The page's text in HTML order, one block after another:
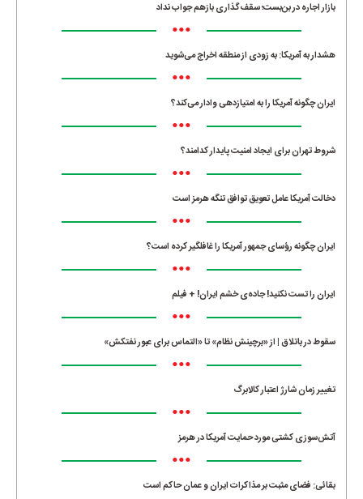
بازار اجاره در بن‌بست؛ سقف‌گذاری بازهم جواب نداد
•••
هشدار به آمریکا: به زودی از منطقه اخراج می‌شوید
•••
ایران چگونه آمریکا را به امتیازدهی وادار می‌کند؟
•••
شروط تهران برای ایجاد امنیت پایدار کدامند؟
•••
دخالت آمریکا عامل تعویق توافق تنگه هرمز است
•••
ایران چگونه رؤسای جمهور آمریکا را غافلگیر کرده است؟
•••
ایران را تست نکنید! جاده‌ی خشم ایران! + فیلم
•••
سقوط در باتلاق | از «برچینش نظام» تا «التماس برای عبور نفتکش»
•••
تغییر زمان شارژ اعتبار کالابرگ
•••
آتش‌سوزی کشتی مورد حمایت آمریکا در هرمز
•••
بقائی: فضای مثبت بر مذاکرات ایران و عمان حاکم است